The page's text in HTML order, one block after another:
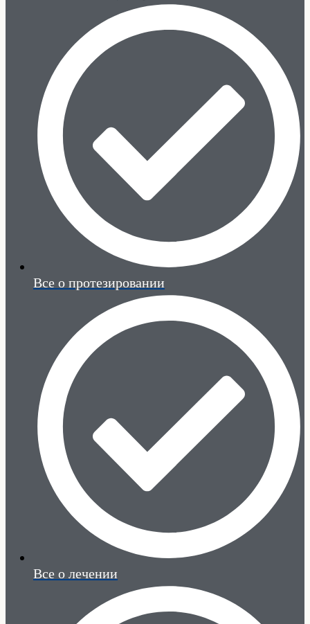
Все о протезировании
Все о лечении